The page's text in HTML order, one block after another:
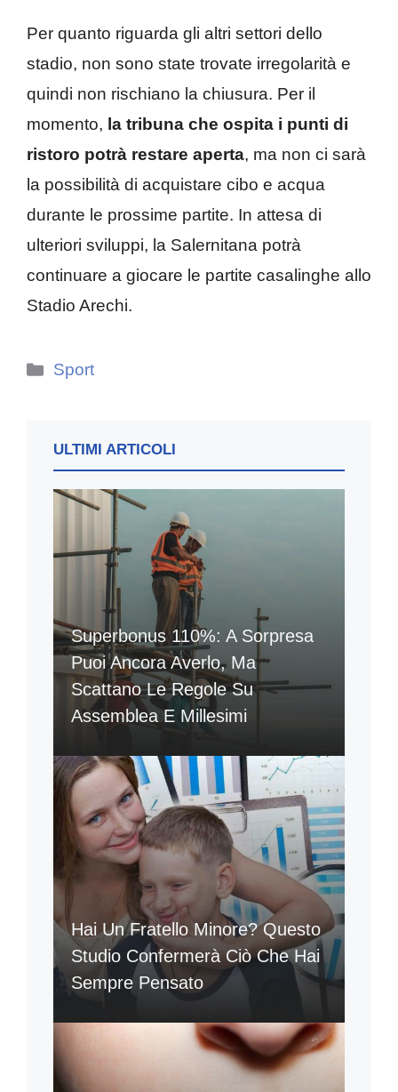
Per quanto riguarda gli altri settori dello
stadio, non sono state trovate irregolarità e
quindi non rischiano la chiusura. Per il
momento, la tribuna che ospita i punti di
ristoro potrà restare aperta, ma non ci sarà
la possibilità di acquistare cibo e acqua
durante le prossime partite. In attesa di
ulteriori sviluppi, la Salernitana potrà
continuare a giocare le partite casalinghe allo
Stadio Arechi.
Categorie
Sport
ULTIMI ARTICOLI
Superbonus 110%: A Sorpresa
Puoi Ancora Averlo, Ma
Scattano Le Regole Su
Assemblea E Millesimi
Hai Un Fratello Minore? Questo
Studio Confermerà Ciò Che Hai
Sempre Pensato